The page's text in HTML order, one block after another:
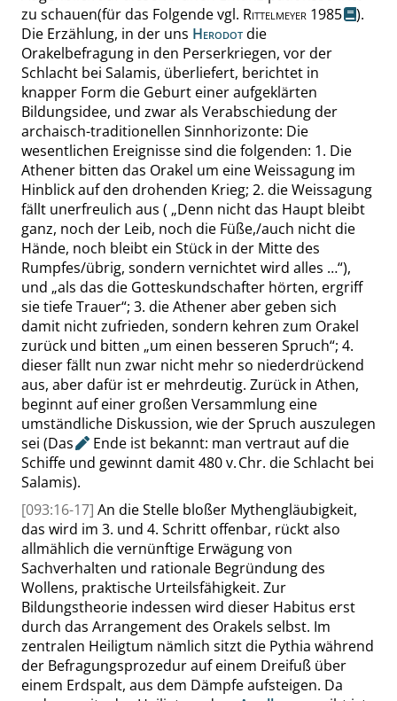
zu schauen(für das Folgendevgl. Rittelmeyer 1985
).
Die Erzählung, in der uns Herodotdie
Orakelbefragung in den Perserkriegen, vor der
Schlacht bei Salamis, überliefert, berichtet in
knapper Form die Geburt einer aufgeklärten
Bildungsidee, und zwar als Verabschiedung der
archaisch-traditionellen Sinnhorizonte: Die
wesentlichen Ereignisse sind die folgenden: 1. Die
Athener bitten das Orakel um eine Weissagung im
Hinblick auf den drohenden Krieg; 2. die Weissagung
fällt unerfreulich aus ( „Denn nicht das Haupt bleibt
ganz, noch der Leib, noch die Füße,/auch nicht die
Hände, noch bleibt ein Stück in der Mitte des
Rumpfes/übrig, sondern vernichtet wird alles …“),
und „als das die Gotteskundschafter hörten, ergriff
sie tiefe Trauer“; 3. die Athener aber geben sich
damit nicht zufrieden, sondern kehren zum Orakel
zurück und bitten „um einen besseren Spruch“; 4.
dieser fällt nun zwar nicht mehr so niederdrückend
aus, aber dafür ist er mehrdeutig. Zurück in Athen,
beginnt auf einer großen Versammlung eine
umständliche Diskussion, wie der Spruch auszulegen
sei (Das
Ende ist bekannt: man vertraut auf die
Schiffe und gewinnt damit 480 v. Chr. dieSchlacht bei
Salamis).
[093:16-17] An die Stelle bloßer Mythengläubigkeit,
das wird im 3. und 4. Schritt offenbar, rückt also
allmählich die vernünftige Erwägung von
Sachverhalten und rationale Begründung des
Wollens, praktische Urteilsfähigkeit. Zur
Bildungstheorie indessen wird dieser Habitus erst
durch das Arrangement des Orakels selbst. Im
zentralen Heiligtum nämlich sitzt die Pythia während
der Befragungsprozedurauf einem Dreifuß über
einem Erdspalt, aus dem Dämpfe aufsteigen. Da